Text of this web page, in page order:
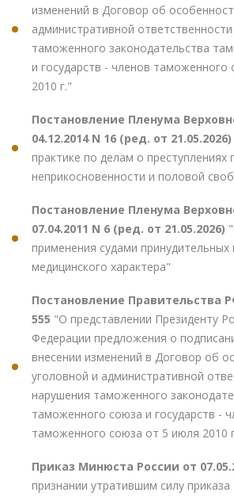
изменений в Договор об
административной
таможенного законодательства
и государств - членов
2010 г."
Постановление Пленума
04.12.2014 N 16 (ред. от 21.05.2026)
практике по делам о преступлениях
неприкосновенности и половой
Постановление Пленума
07.04.2011 N 6 (ред. от 21.05.2026)
применения судами принудительных
медицинского характера"
Постановление Правительства
555 "О представлении Президенту
Федерации предложения о
внесении изменений в Договор об
уголовной и административной
нарушения таможенного
таможенного союза и государств -
таможенного союза от 5 июля 2010
Приказ Минюста России от
признании утратившим силу